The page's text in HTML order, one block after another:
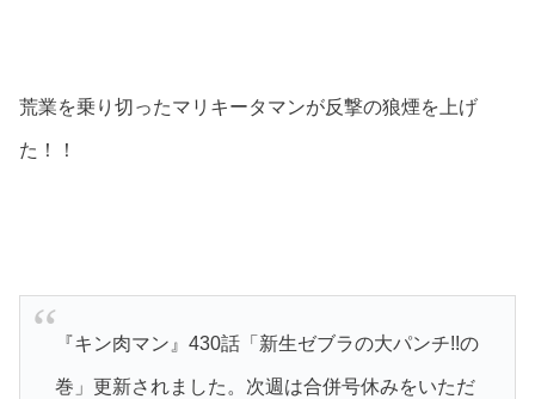
荒業を乗り切ったマリキータマンが反撃の狼煙を上げ
た！！
『キン肉マン』430話「新生ゼブラの大パンチ!!の
巻」更新されました。次週は合併号休みをいただ